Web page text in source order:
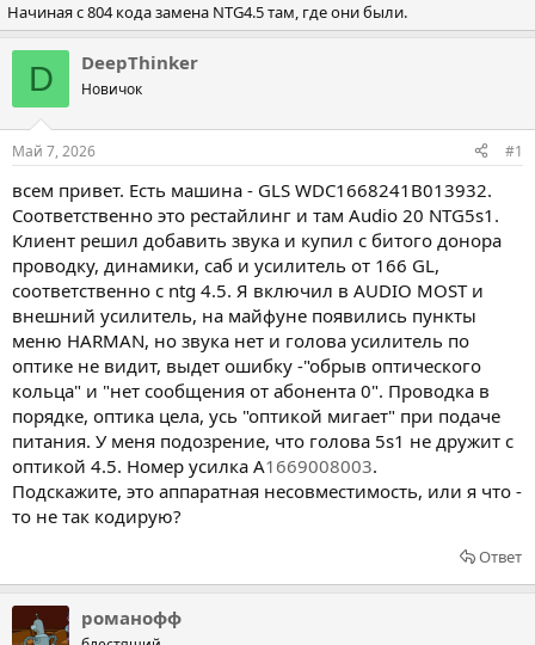
т
о
р
т
е
м
ы
т
а
н
а
а
Начиная с 804 кода замена NTG4.5 там, где они были.
D DeepThinker
Новичок
Май 7, 2026 #1
всем привет. Есть машина - GLS WDC1668241B013932.
Соответственно это рестайлинг и там Audio 20 NTG5s1.
Клиент решил добавить звука и купил с битого донора
проводку, динамики, саб и усилитель от 166 GL,
соответственно с ntg 4.5. Я включил в AUDIO MOST и
внешний усилитель, на майфуне появились пункты
меню HARMAN, но звука нет и голова усилитель по
оптике не видит, выдет ошибку -"обрыв оптического
кольца" и "нет сообщения от абонента 0". Проводка в
порядке, оптика цела, усь "оптикой мигает" при подаче
питания. У меня подозрение, что голова 5s1 не дружит с
оптикой 4.5. Номер усилка A1669008003.
Подскажите, это аппаратная несовместимость, или я что -
то не так кодирую?
Ответ
романофф